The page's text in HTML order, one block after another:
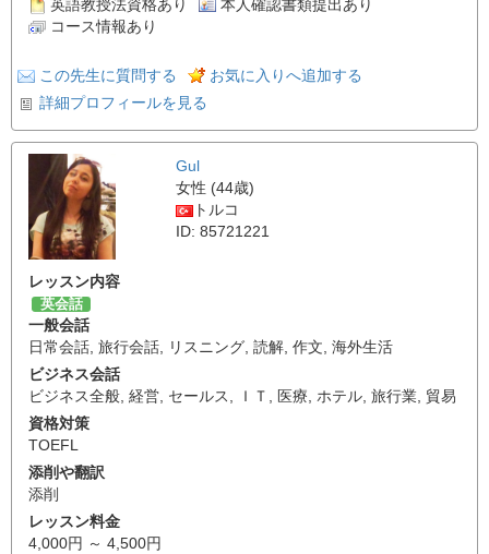
英語教授法資格あり
本人確認書類提出あり
コース情報あり
この先生に質問する
お気に入りへ追加する
詳細プロフィールを見る
Gul
女性 (44歳)
トルコ
ID: 85721221
レッスン内容
英会話
一般会話
日常会話 旅行会話 リスニング 読解 作文 海外生活
ビジネス会話
ビジネス全般 経営 セールス ＩＴ 医療 ホテル 旅行業 貿易
資格対策
TOEFL
添削や翻訳
添削
レッスン料金
4,000円 ～ 4,500円